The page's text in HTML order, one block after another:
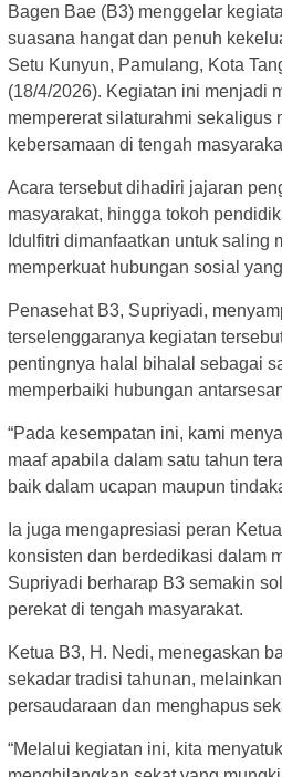
Bagen Bae (B3) menggelar
suasana hangat dan penuh
Setu Kunyun, Pamulang, Kota
(18/4/2026). Kegiatan ini menjadi
mempererat silaturahmi sekaligus
kebersamaan di tengah
Acara tersebut dihadiri jajaran
masyarakat, hingga tokoh
Idulfitri dimanfaatkan untuk saling
memperkuat hubungan sosial
Penasehat B3, Supriyadi,
terselenggaranya kegiatan
pentingnya halal bihalal sebagai
memperbaiki hubungan
“Pada kesempatan ini, kami
maaf apabila dalam satu tahun
baik dalam ucapan maupun
Ia juga mengapresiasi peran
konsisten dan berdedikasi dalam
Supriyadi berharap B3 semakin
perekat di tengah masyarakat.
Ketua B3, H. Nedi, menegaskan
sekadar tradisi tahunan,
persaudaraan dan menghapus
“Melalui kegiatan ini, kita